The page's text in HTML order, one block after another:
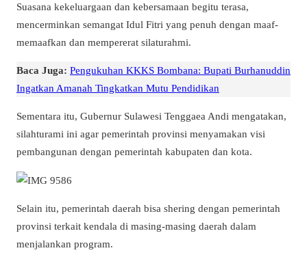
Suasana kekeluargaan dan kebersamaan begitu terasa,
mencerminkan semangat Idul Fitri yang penuh dengan maaf-
memaafkan dan mempererat silaturahmi.
Baca Juga: Pengukuhan KKKS Bombana: Bupati Burhanuddin
Ingatkan Amanah Tingkatkan Mutu Pendidikan
Sementara itu, Gubernur Sulawesi Tenggaea Andi mengatakan,
silahturami ini agar pemerintah provinsi menyamakan visi
pembangunan dengan pemerintah kabupaten dan kota.
Selain itu, pemerintah daerah bisa shering dengan pemerintah
provinsi terkait kendala di masing-masing daerah dalam
menjalankan program.